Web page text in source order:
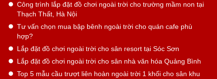
Công trình lắp đặt đồ chơi ngoài trời cho trường mầm non tại
Thạch Thất, Hà Nội
Tư vấn chọn mua bập bênh ngoài trời cho quán cafe phù
hợp?
Lắp đặt đồ chơi ngoài trời cho sân resort tại Sóc Sơn
Lắp đặt đồ chơi ngoài trời cho sân nhà văn hóa Quảng Bình
Top 5 mẫu cầu trượt liên hoàn ngoài trời 1 khối cho sân khu